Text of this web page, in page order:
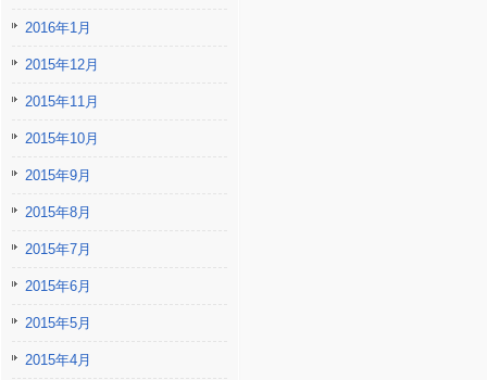
2016年1月
2015年12月
2015年11月
2015年10月
2015年9月
2015年8月
2015年7月
2015年6月
2015年5月
2015年4月